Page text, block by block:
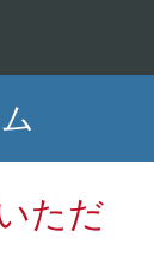
ただ